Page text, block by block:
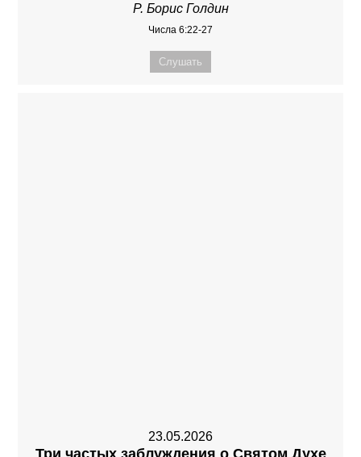
Р. Борис Голдин
Числа 6:22-27
Слушать
23.05.2026
Три частых заблуждения о Святом Духе